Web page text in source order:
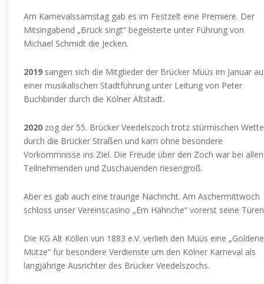
Am Karnevalssamstag gab es im Festzelt eine Premiere. Der
Mitsingabend „Brück singt“ begeisterte unter Führung von
Michael Schmidt die Jecken.
2019 sangen sich die Mitglieder der Brücker Müüs im Januar
einer musikalischen Stadtführung unter Leitung von Peter
Buchbinder durch die Kölner Altstadt.
2020 zog der 55. Brücker Veedelszoch trotz stürmischen
durch die Brücker Straßen und kam ohne besondere
Vorkommnisse ins Ziel. Die Freude über den Zoch war bei allen
Teilnehmenden und Zuschauenden riesengroß.
Aber es gab auch eine traurige Nachricht. Am Aschermittwoch
schloss unser Vereinscasino „Em Hähnche“ vorerst seine
Die KG Alt Köllen vun 1883 e.V. verlieh den Müüs eine „Goldene
Mütze“ für besondere Verdienste um den Kölner Karneval als
langjährige Ausrichter des Brücker Veedelszochs.